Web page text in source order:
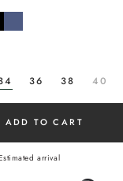
36 38 40
ADD TO CART
arrival